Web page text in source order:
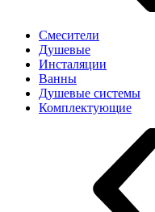
Смесители
Душевые
Инсталяции
Ванны
Душевые системы
Комплектующие